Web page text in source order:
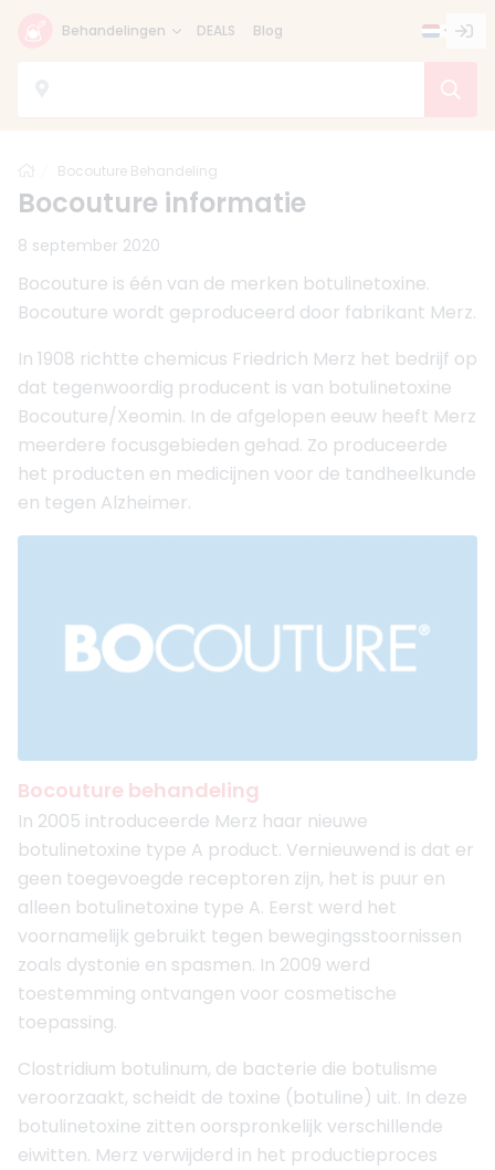
Behandelingen DEALS Blog
Home
Bocouture Behandeling
Bocouture informatie
8 september 2020
Bocouture is één van de merken botulinetoxine.
Bocouture wordt geproduceerd door fabrikant Merz.
In 1908 richtte chemicus Friedrich Merz het bedrijf op
dat tegenwoordig producent is van botulinetoxine
Bocouture/Xeomin. In de afgelopen eeuw heeft Merz
meerdere focusgebieden gehad. Zo produceerde
het producten en medicijnen voor de tandheelkunde
en tegen Alzheimer.
Bocouture behandeling
In 2005 introduceerde Merz haar nieuwe
botulinetoxine type A product. Vernieuwend is dat er
geen toegevoegde receptoren zijn, het is puur en
alleen botulinetoxine type A. Eerst werd het
voornamelijk gebruikt tegen bewegingsstoornissen
zoals dystonie en spasmen. In 2009 werd
toestemming ontvangen voor cosmetische
toepassing.
Clostridium botulinum, de bacterie die botulisme
veroorzaakt, scheidt de toxine (botuline) uit. In deze
botulinetoxine zitten oorspronkelijk verschillende
eiwitten. Merz verwijderd in het productieproces